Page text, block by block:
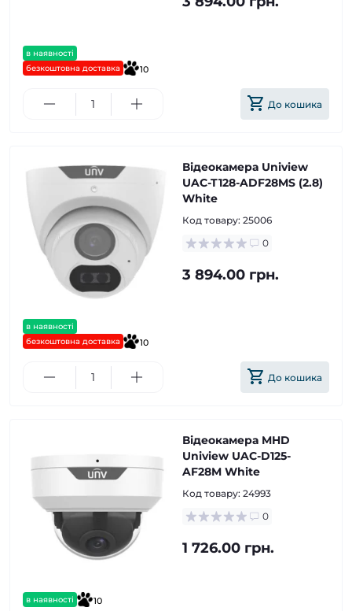
в наявності
безкоштовна доставка
10
До кошика
в наявності
безкоштовна доставка
10
Відеокамера Uniview
UAC-T128-ADF28MS (2.8)
White
Код товару: 25006
0
3 894.00 грн.
До кошика
в наявності 10
Відеокамера MHD
Uniview UAC-D125-
AF28M White
Код товару: 24993
0
1 726.00 грн.